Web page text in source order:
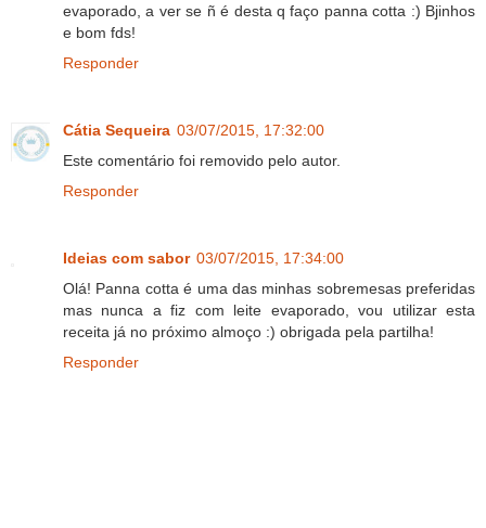
evaporado, a ver se ñ é desta q faço panna cotta :) Bjinhos
e bom fds!
Responder
Cátia Sequeira 03/07/2015, 17:32:00
Este comentário foi removido pelo autor.
Responder
Ideias com sabor 03/07/2015, 17:34:00
Olá! Panna cotta é uma das minhas sobremesas preferidas
mas nunca a fiz com leite evaporado, vou utilizar esta
receita já no próximo almoço :) obrigada pela partilha!
Responder